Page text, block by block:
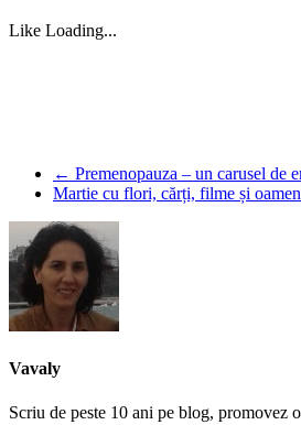
Like Loading...
← Premenopauza – un carusel de
Martie cu flori, cărți, filme și
Vavaly
Scriu de peste 10 ani pe blog, promovez